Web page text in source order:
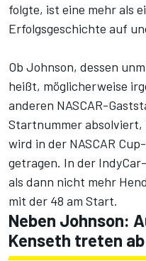
folgte, ist eine mehr als
Erfolgsgeschichte auf
Ob Johnson, dessen
heißt, möglicherweise
anderen NASCAR-
Startnummer absolviert,
wird in der NASCAR
getragen. In der
als dann nicht mehr
mit der 48 am Start.
Neben Johnson:
Kenseth treten ab